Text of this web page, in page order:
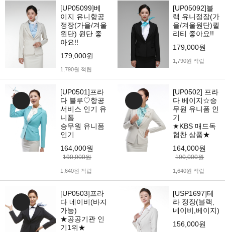
[UP05099]베
이지 유니항공
정장(가을/겨울
원단) 원단 좋
아요!!
179,000원
1,790원 적립
[UP05092]블
랙 유니정장(가
을/겨울원단)퀼
리티 좋아요!!
179,000원
1,790원 적립
[UP0501]프라
다 블루♡항공
서비스 인기 유
니폼
승무원 유니폼
인기
164,000원
190,000원
1,640원 적립
[UP0502] 프라
다 베이지☆승
무원 유니폼 인
기
★KBS 매드독
협찬 상품★
164,000원
190,000원
1,640원 적립
[UP0503]프라
다 네이비(바지
가능)
★공공기관 인
기1위★
[USP1697]테
라 정장(블랙,
네이비,베이지)
156,000원